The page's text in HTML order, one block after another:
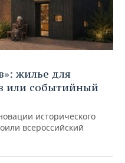
жилье для
или событийный
исторического
всероссийский